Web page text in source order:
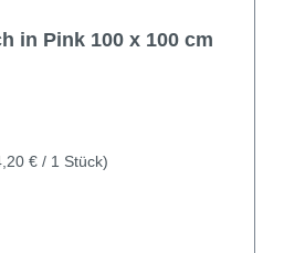
in Pink 100 x 100 cm
€ / 1 Stück)